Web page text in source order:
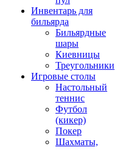
Инвентарь для
бильярда
Бильярдные
шары
Киевницы
Треугольники
Игровые столы
Настольный
теннис
Футбол
(кикер)
Покер
Шахматы,